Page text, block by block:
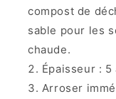
compost de
sable pour les
chaude.
Épaisseur : 5
Arroser